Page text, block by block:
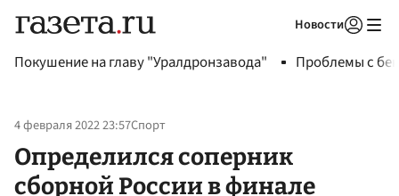
Новости
Покушение на главу "Уралдронзавода" Проблемы с
4 февраля 2022 23:57Спорт
Определился соперник
сборной России в финале